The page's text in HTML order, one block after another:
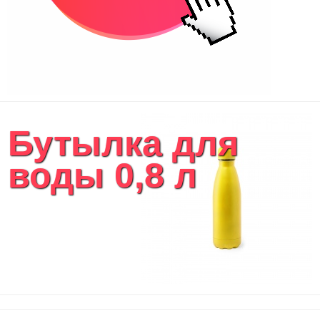
Сумки дорожные
Текстиль для ванной комнаты
Кухонные приспособления
Кухонный текстиль
Бутылка для
воды 0,8 л